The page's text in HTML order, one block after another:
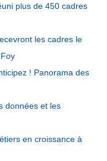
plus de 450 cadres
les cadres le
! Panorama des
données et les
en croissance à